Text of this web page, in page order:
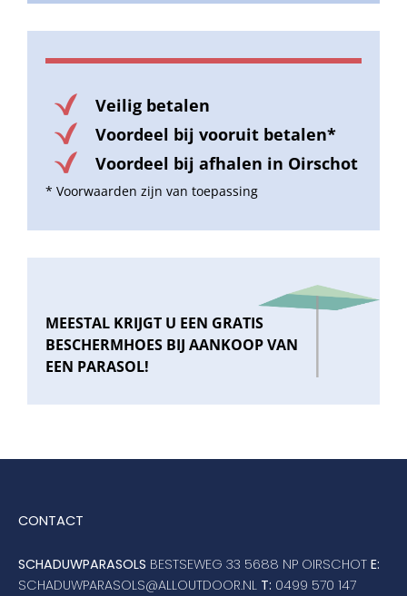
Veilig betalen
Voordeel bij vooruit betalen*
Voordeel bij afhalen in Oirschot
* Voorwaarden zijn van toepassing
MEESTAL KRIJGT U EEN GRATIS
BESCHERMHOES BIJ AANKOOP VAN
EEN PARASOL!
CONTACT
SCHADUWPARASOLS BESTSEWEG 33 5688 NP OIRSCHOT E:
SCHADUWPARASOLS@ALLOUTDOOR.NL T: 0499 570 147